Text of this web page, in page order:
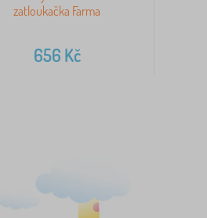
zatloukačka Farma
656 Kč